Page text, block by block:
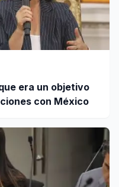
era un objetivo
con México